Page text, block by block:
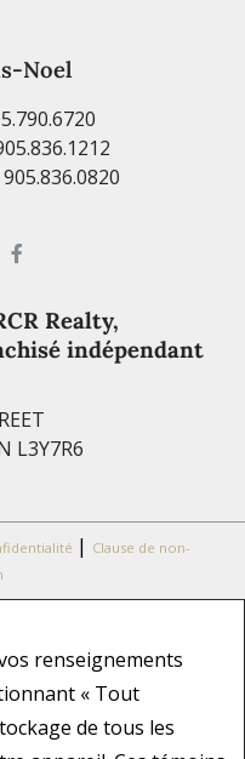
renseignements
« Tout
de tous les
Noel
Realty,
indépendant
L3Y7R6
| Clause de non-
fiables; leur exactitude
de quelque nature
desdits renseignements.
propriétaires ou
REALTORS® et le